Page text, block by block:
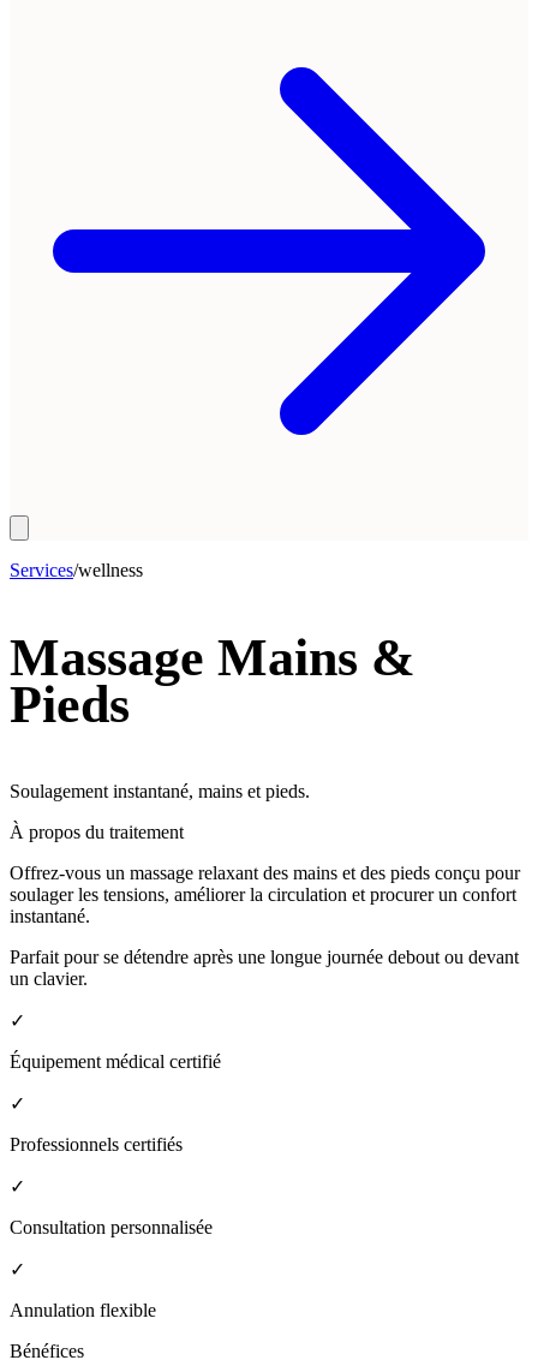
Services/wellness
Massage Mains &
Pieds
Soulagement instantané, mains et pieds.
À propos du traitement
Offrez-vous un massage relaxant des mains et des pieds conçu pour
soulager les tensions, améliorer la circulation et procurer un confort
instantané.
Parfait pour se détendre après une longue journée debout ou devant
un clavier.
✓
Équipement médical certifié
✓
Professionnels certifiés
✓
Consultation personnalisée
✓
Annulation flexible
Bénéfices